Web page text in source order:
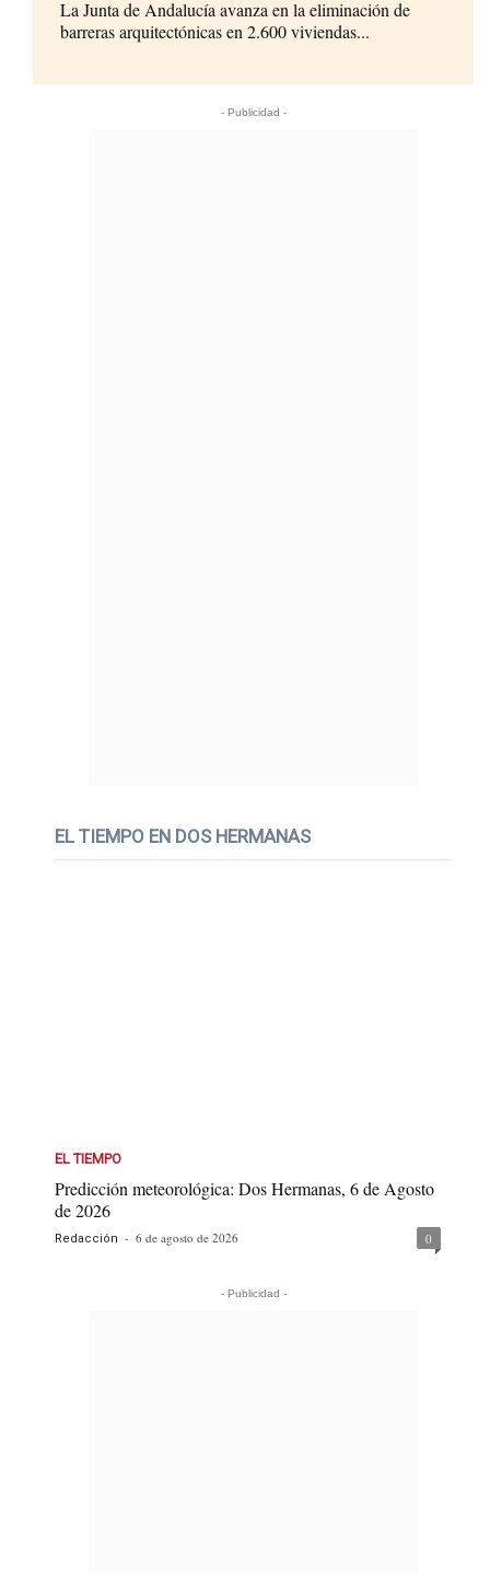
La Junta de Andalucía avanza en la eliminación de
barreras arquitectónicas en 2.600 viviendas...
- Publicidad -
EL TIEMPO EN DOS HERMANAS
EL TIEMPO
Predicción meteorológica: Dos Hermanas, 6 de Agosto
de 2026
Redacción - 6 de agosto de 2026 0
- Publicidad -